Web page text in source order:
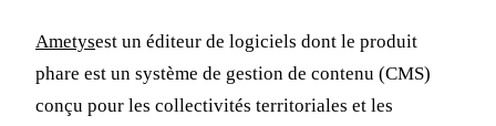
Ametysest un éditeur de logiciels dont le produit
phare est un système de gestion de contenu (CMS)
conçu pour les collectivités territoriales et les